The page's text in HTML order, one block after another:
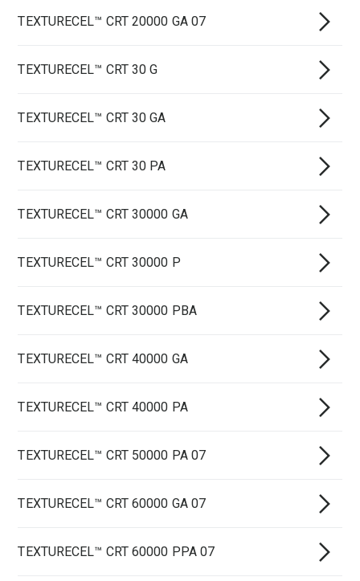
TEXTURECEL™ CRT 20000 GA 07
TEXTURECEL™ CRT 30 G
TEXTURECEL™ CRT 30 GA
TEXTURECEL™ CRT 30 PA
TEXTURECEL™ CRT 30000 GA
TEXTURECEL™ CRT 30000 P
TEXTURECEL™ CRT 30000 PBA
TEXTURECEL™ CRT 40000 GA
TEXTURECEL™ CRT 40000 PA
TEXTURECEL™ CRT 50000 PA 07
TEXTURECEL™ CRT 60000 GA 07
TEXTURECEL™ CRT 60000 PPA 07